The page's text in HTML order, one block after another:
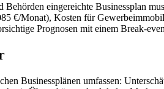
eingereichte Businessplan
€/Monat), Kosten für
Prognosen mit einem Break-
Businessplänen umfassen: